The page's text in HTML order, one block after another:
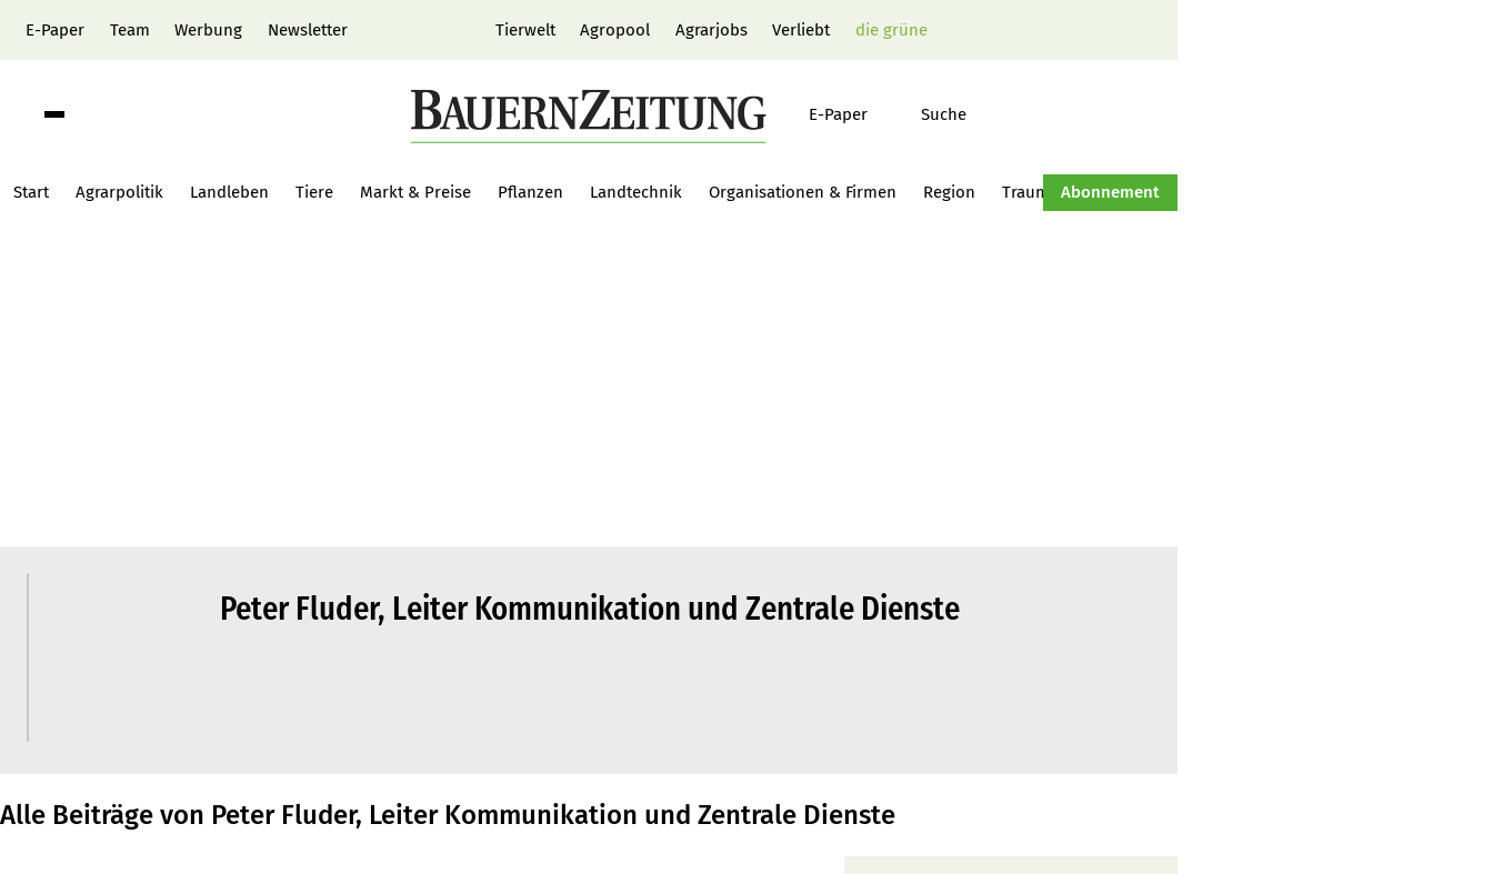
E-Paper Team Werbung Newsletter Tierwelt Agropool Agrarjobs Verliebt die grüne
E-Paper Suche
Start Agrarpolitik Landleben Tiere Markt & Preise Pflanzen Landtechnik Organisationen & Firmen Region Traumtraktor Hof-Management
Abonnement
Peter Fluder, Leiter Kommunikation und Zentrale Dienste
Alle Beiträge von Peter Fluder, Leiter Kommunikation und Zentrale Dienste